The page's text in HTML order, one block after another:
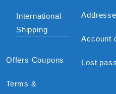
International
Shipping
Offers Coupons
Terms &
Account
Lost